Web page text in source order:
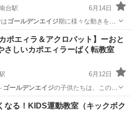
台駅
6月14日
ではゴールデンエイジ期に様々な動きを取
サッカー リフティング
ポエィラ＆アクロバット】ーおと
さしいカポエィラーばく転教室
6月12日
ゴールデンエイジの子供たちは、この時
その他 レッスン
なる！KIDS運動教室（キックボク